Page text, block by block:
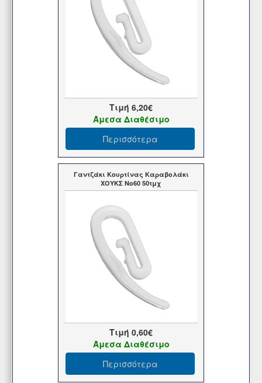
Τιμή 6,20€
Άμεσα Διαθέσιμο
Περισσότερα
Γαντζάκι Κουρτίνας Καραβολάκι
ΧΟΥΚΣ Νο60 50τμχ
Τιμή 0,60€
Άμεσα Διαθέσιμο
Περισσότερα